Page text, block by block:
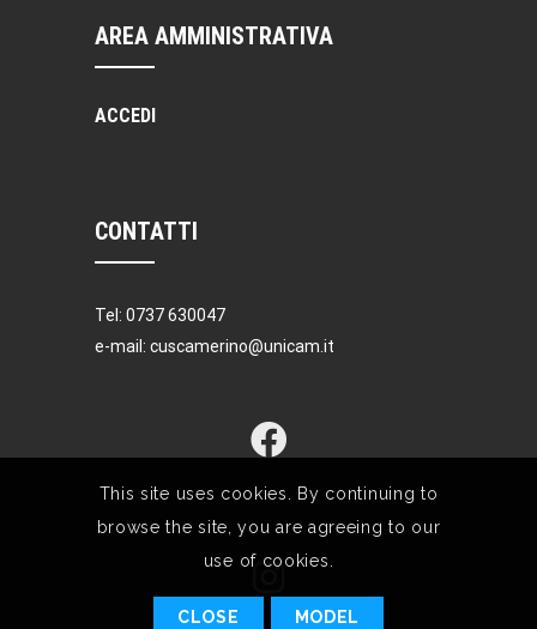
AREA AMMINISTRATIVA
ACCEDI
CONTATTI
Tel: 0737 630047
e-mail: cuscamerino@unicam.it
This site uses cookies. By continuing to
browse the site, you are agreeing to our
use of cookies.
CLOSE MODEL